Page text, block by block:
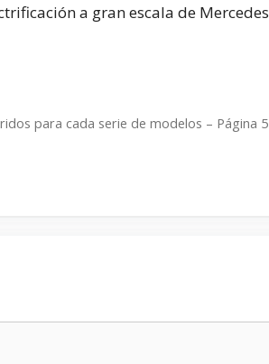
a gran escala de Mercedes
para cada serie de modelos – Página 5